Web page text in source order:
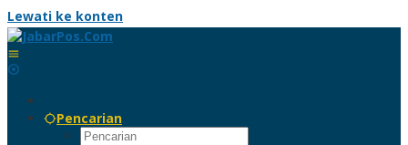
Lewati ke konten
Pencarian